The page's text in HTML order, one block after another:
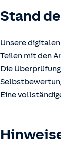
Stand
Unsere
Teilen mit den
Die
Eine